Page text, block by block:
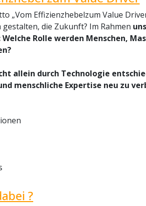
„Vom Effizienzhebelzum Value
die Zukunft? Im Rahmen
Rolle werden Menschen,
allein durch Technologie
menschliche Expertise neu zu
?